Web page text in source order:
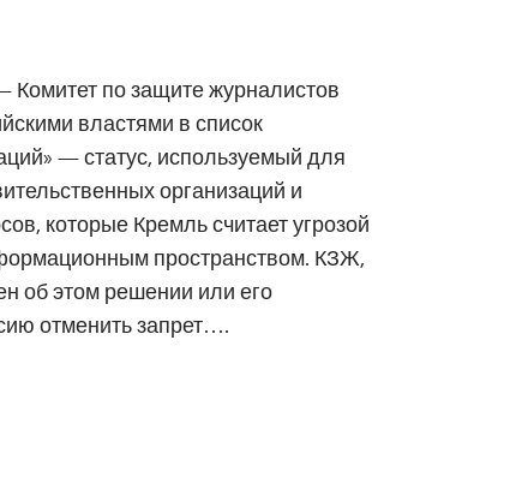
Комитет по защите журналистов
властями в список
— статус, используемый для
организаций и
которые Кремль считает угрозой
пространством. КЗЖ,
об этом решении или его
отменить запрет….